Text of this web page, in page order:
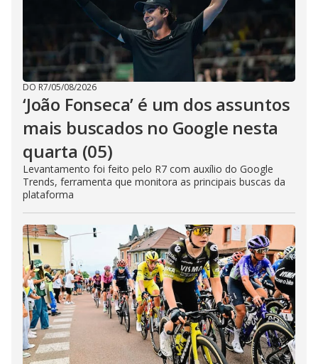
DO R7/05/08/2026
‘João Fonseca’ é um dos assuntos
mais buscados no Google nesta
quarta (05)
Levantamento foi feito pelo R7 com auxílio do Google
Trends, ferramenta que monitora as principais buscas da
plataforma